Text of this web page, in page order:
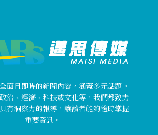
面且即時的新聞內容，涵蓋多元話題。
治、經濟、科技或文化等，我們都致力
有洞察力的報導，讓讀者能夠隨時掌握
重要資訊。